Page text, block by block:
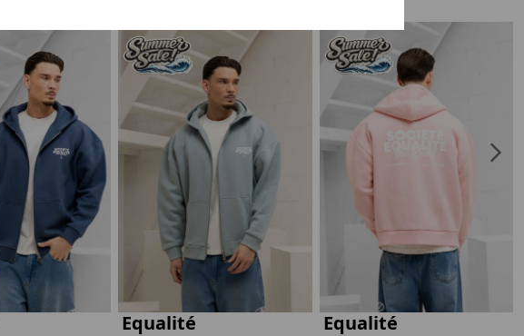
Equalité Equalité